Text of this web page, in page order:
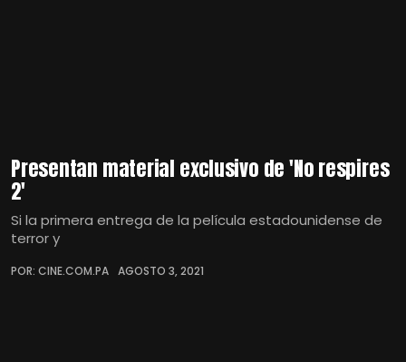
Presentan material exclusivo de 'No respires
2'
Si la primera entrega de la película estadounidense de
terror y
POR: CINE.COM.PA AGOSTO 3, 2021